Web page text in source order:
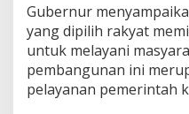
t
r
k
t
u
Gubernur
yang dipilih rakyat
untuk melayani
pembangunan ini
pelayanan pemerintah